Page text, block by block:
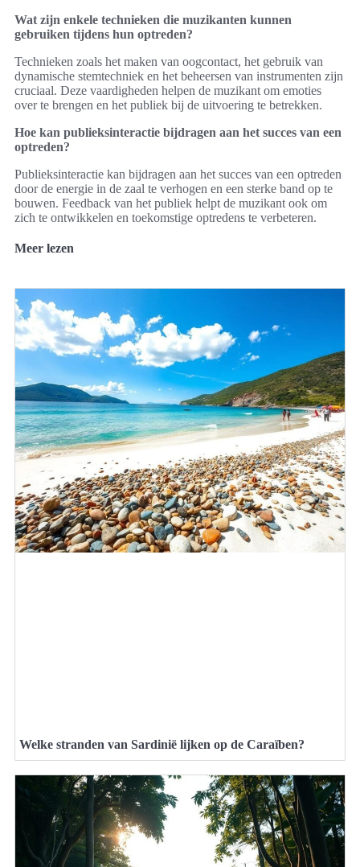
Wat zijn enkele technieken die muzikanten kunnen
gebruiken tijdens hun optreden?
Technieken zoals het maken van oogcontact, het gebruik van
dynamische stemtechniek en het beheersen van instrumenten zijn
cruciaal. Deze vaardigheden helpen de muzikant om emoties
over te brengen en het publiek bij de uitvoering te betrekken.
Hoe kan publieksinteractie bijdragen aan het succes van een
optreden?
Publieksinteractie kan bijdragen aan het succes van een optreden
door de energie in de zaal te verhogen en een sterke band op te
bouwen. Feedback van het publiek helpt de muzikant ook om
zich te ontwikkelen en toekomstige optredens te verbeteren.
Meer lezen
Welke stranden van Sardinië lijken op de Caraïben?